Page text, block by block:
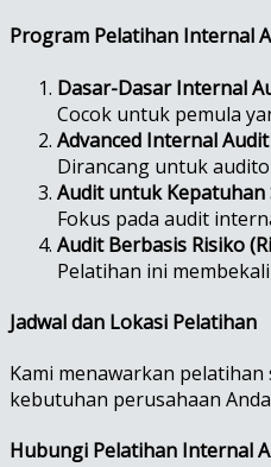
Program Pelatihan Internal
Dasar-Dasar Internal
Cocok untuk pemula
Advanced Internal Audit
Dirancang untuk
Audit untuk Kepatuhan
Fokus pada audit
Audit Berbasis Risiko
Pelatihan ini
Jadwal dan Lokasi Pelatihan
Kami menawarkan pelatihan
kebutuhan perusahaan
Hubungi Pelatihan Internal